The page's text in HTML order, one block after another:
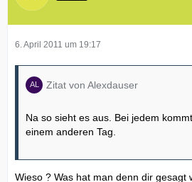
6. April 2011 um 19:17
Zitat von Alexdauser
Na so sieht es aus. Bei jedem
einem anderen Tag.
Wieso ? Was hat man denn dir gesagt